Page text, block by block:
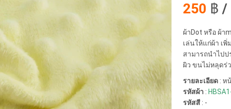
250 ฿ /
ผ้าDot หรือ ผ้า
เล่นให้แก่ผ้า เ
สามารถนำไปป
ผิว ขนไม่หลุดร่
รายละเอียด : ห
รหัสผ้า :
รหัสสี : -